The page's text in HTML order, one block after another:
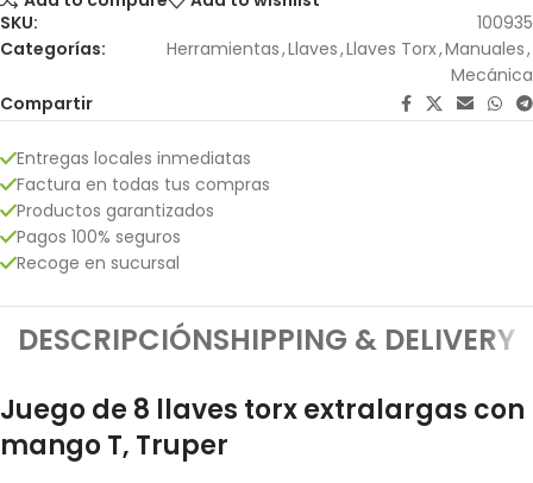
SKU:
100935
Categorías:
Herramientas,Llaves,Llaves Torx,Manuales,
Mecánica
Compartir
Entregas locales inmediatas
Factura en todas tus compras
Productos garantizados
Pagos 100% seguros
Recoge en sucursal
DESCRIPCIÓNSHIPPING & DELIVERY
Juego de 8 llaves torx extralargas con
mango T, Truper